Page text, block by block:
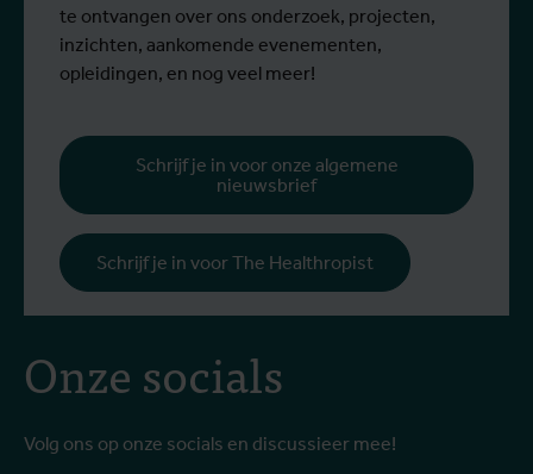
Onze socials
Volg ons op onze socials en discussieer mee!
te ontvangen over ons onderzoek, projecten,
inzichten, aankomende evenementen,
opleidingen, en nog veel meer!
Schrijf je in voor onze algemene
nieuwsbrief
Schrijf je in voor The Healthropist